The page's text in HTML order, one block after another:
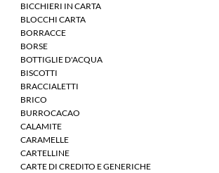
BICCHIERI IN CARTA
BLOCCHI CARTA
BORRACCE
BORSE
BOTTIGLIE D'ACQUA
BISCOTTI
BRACCIALETTI
BRICO
BURROCACAO
CALAMITE
CARAMELLE
CARTELLINE
CARTE DI CREDITO E GENERICHE